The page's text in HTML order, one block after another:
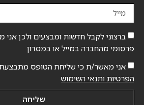
ברצוני לקבל חדשות ומבצעים ולכן
פרסומי מהחברה במייל או במסרון
אני מאשר/ת כי שליחת הטופס
הפרטיות ותנאי השימוש
שליחה